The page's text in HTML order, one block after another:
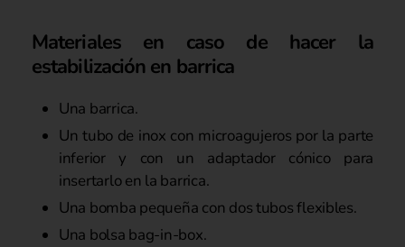
Materiales en caso de hacer la
estabilización en barrica
Una barrica.
Un tubo de inox con microagujeros por la parte
inferior y con un adaptador cónico para
insertarlo en la barrica.
Una bomba pequeña con dos tubos flexibles.
Una bolsa bag-in-box.